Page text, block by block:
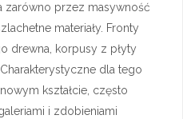
zarówno przez masywność
materiały. Fronty
drewna, korpusy z płyty
dla tego
kształcie, często
i zdobieniami